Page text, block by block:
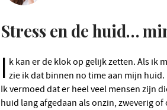
Stress en de huid…
I k kan er de klok op gelijk zetten. Als ik
zie ik dat binnen no time aan mijn
Ik vermoed dat er heel veel mensen zijn
huid lang afgedaan als onzin, zweverig